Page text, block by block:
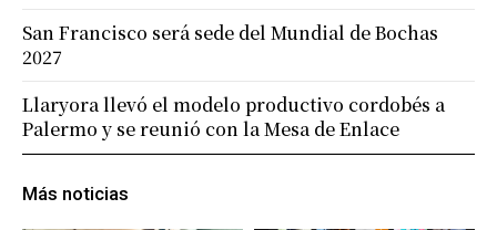
Más noticias
San Francisco será sede del Mundial de Bochas
2027
Llaryora llevó el modelo productivo cordobés a
Palermo y se reunió con la Mesa de Enlace